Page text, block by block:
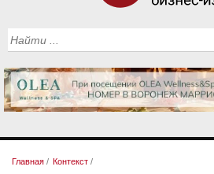
Главная / Контекст /